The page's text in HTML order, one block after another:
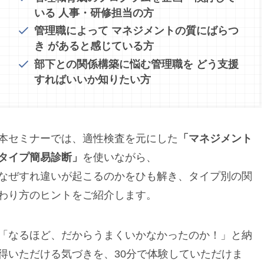
いる 人事・研修担当の方
管理職によって マネジメントの質にばらつ
き があると感じている方
部下との関係構築に悩む管理職を どう支援
すればいいか知りたい方
セミナーでは、適性検査を元にした 「マネジメント
イプ簡易診断」 を使いながら、
ぜすれ違いが起こるのかをひも解き、タイプ別の関
り方のヒントをご紹介します。
なるほど、だからうまくいかなかったのか！」と納
いただける気づきを、30分で体験していただけま